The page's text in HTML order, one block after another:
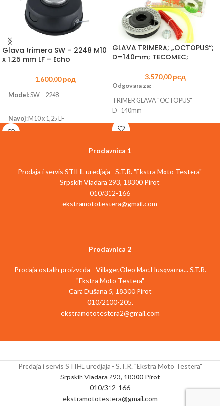
Glava trimera SW – 2248 M10
x 1.25 mm LF – Echo
1.600,00рсд
Model : SW – 2248
Navoj: M10 x 1,25 LF
aluminijumskom udarnom kapom
TG-46
ODGOVARA ZA
BREND
Echo
PROIZVOĐAČ Sword
GLAVA TRIMERA; „OCTOPUS“;
D=140mm; TECOMEC;
3.570,00рсд
Odgovara za:
TRIMER GLAVA "OCTOPUS"
D=140mm
Prodavnica 1
Prodaja i servis STIHL uredjaja - S.T.R. "Ekstra Moto Testera"
Srpskih Vladara 293, 18300 Pirot
010/312-166
ekstramototestera@gmail.com
Prodavnica 2
Prodaja ostalih proizvoda - Villager,Oleo Mac,Husqvarna... S.T.R.
"Ekstra Moto Testera"
Cara Dušana 5, 18300 Pirot
010/2100-205.
ekstramototestera2@gmail.com
Prodaja i servis STIHL uredjaja - S.T.R. "Ekstra Moto Testera"
Srpskih Vladara 293, 18300 Pirot
010/312-166
ekstramototestera@gmail.com